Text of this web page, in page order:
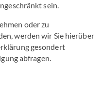
sein.
oder zu
werden wir Sie hierüber
gesondert
abfragen.